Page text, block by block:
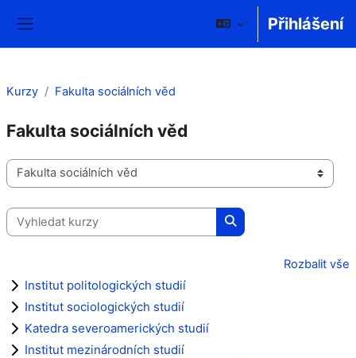
Přihlášení
Kurzy Fakulta sociálních věd
Fakulta sociálních věd
Kategorie kurzů
Vyhledat kurzy
Vyhledat kurzy
Rozbalit vše
Institut politologických studií
Institut sociologických studií
Katedra severoamerických studií
Institut mezinárodních studií